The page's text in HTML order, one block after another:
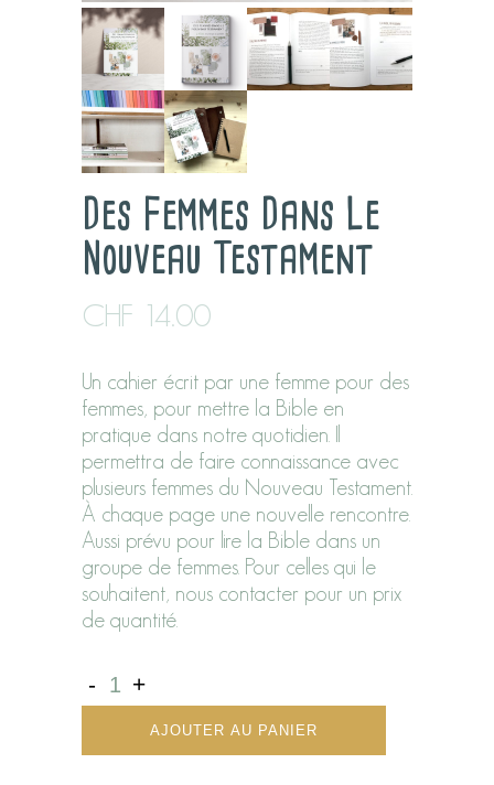
Des Femmes Dans Le
Nouveau Testament
CHF 14.00
Un cahier écrit par une femme pour des
femmes, pour mettre la Bible en
pratique dans notre quotidien. Il
permettra de faire connaissance avec
plusieurs femmes du Nouveau Testament.
À chaque page une nouvelle rencontre.
Aussi prévu pour lire la Bible dans un
groupe de femmes. Pour celles qui le
souhaitent, nous contacter pour un prix
de quantité.
AJOUTER AU PANIER